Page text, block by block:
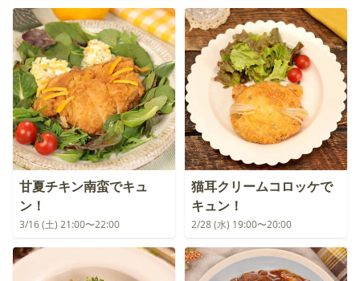
甘夏チキン南蛮でキュ
ン！
3/16 (土) 21:00〜22:00
猫耳クリームコロッケで
キュン！
2/28 (水) 19:00〜20:00